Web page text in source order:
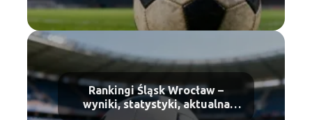
Rankingi Śląsk Wrocław –
wyniki, statystyki, aktualna